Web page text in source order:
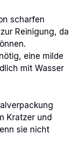
scharfen
Reinigung, da
eine milde
mit Wasser
Kratzer und
sie nicht